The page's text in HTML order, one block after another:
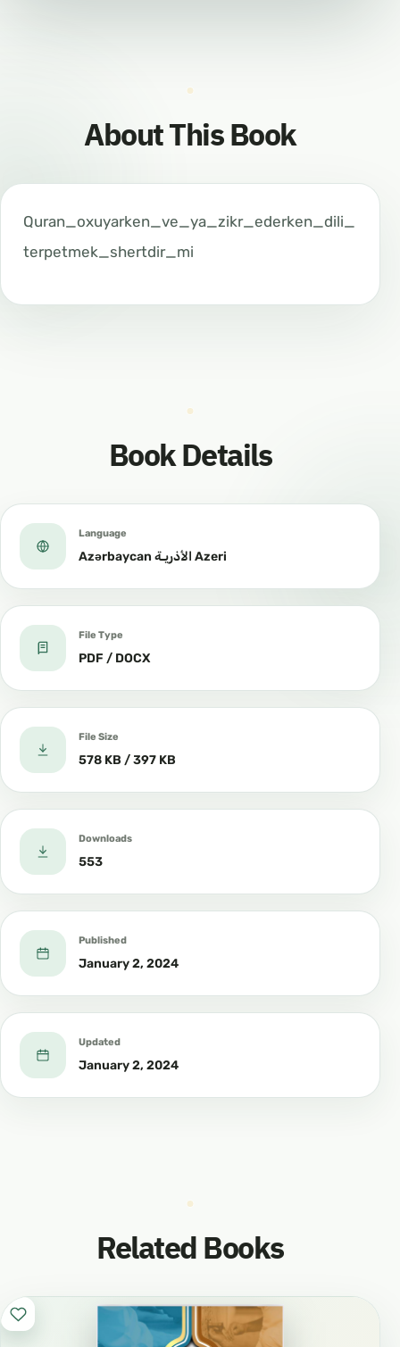
About This Book
Quran_oxuyarken_ve_ya_zikr_ederken_dili_
terpetmek_shertdir_mi
Book Details
Language
Azərbaycan الأذريـة Azeri
File Type
PDF / DOCX
File Size
578 KB / 397 KB
Downloads
553
Published
January 2, 2024
Updated
January 2, 2024
Related Books